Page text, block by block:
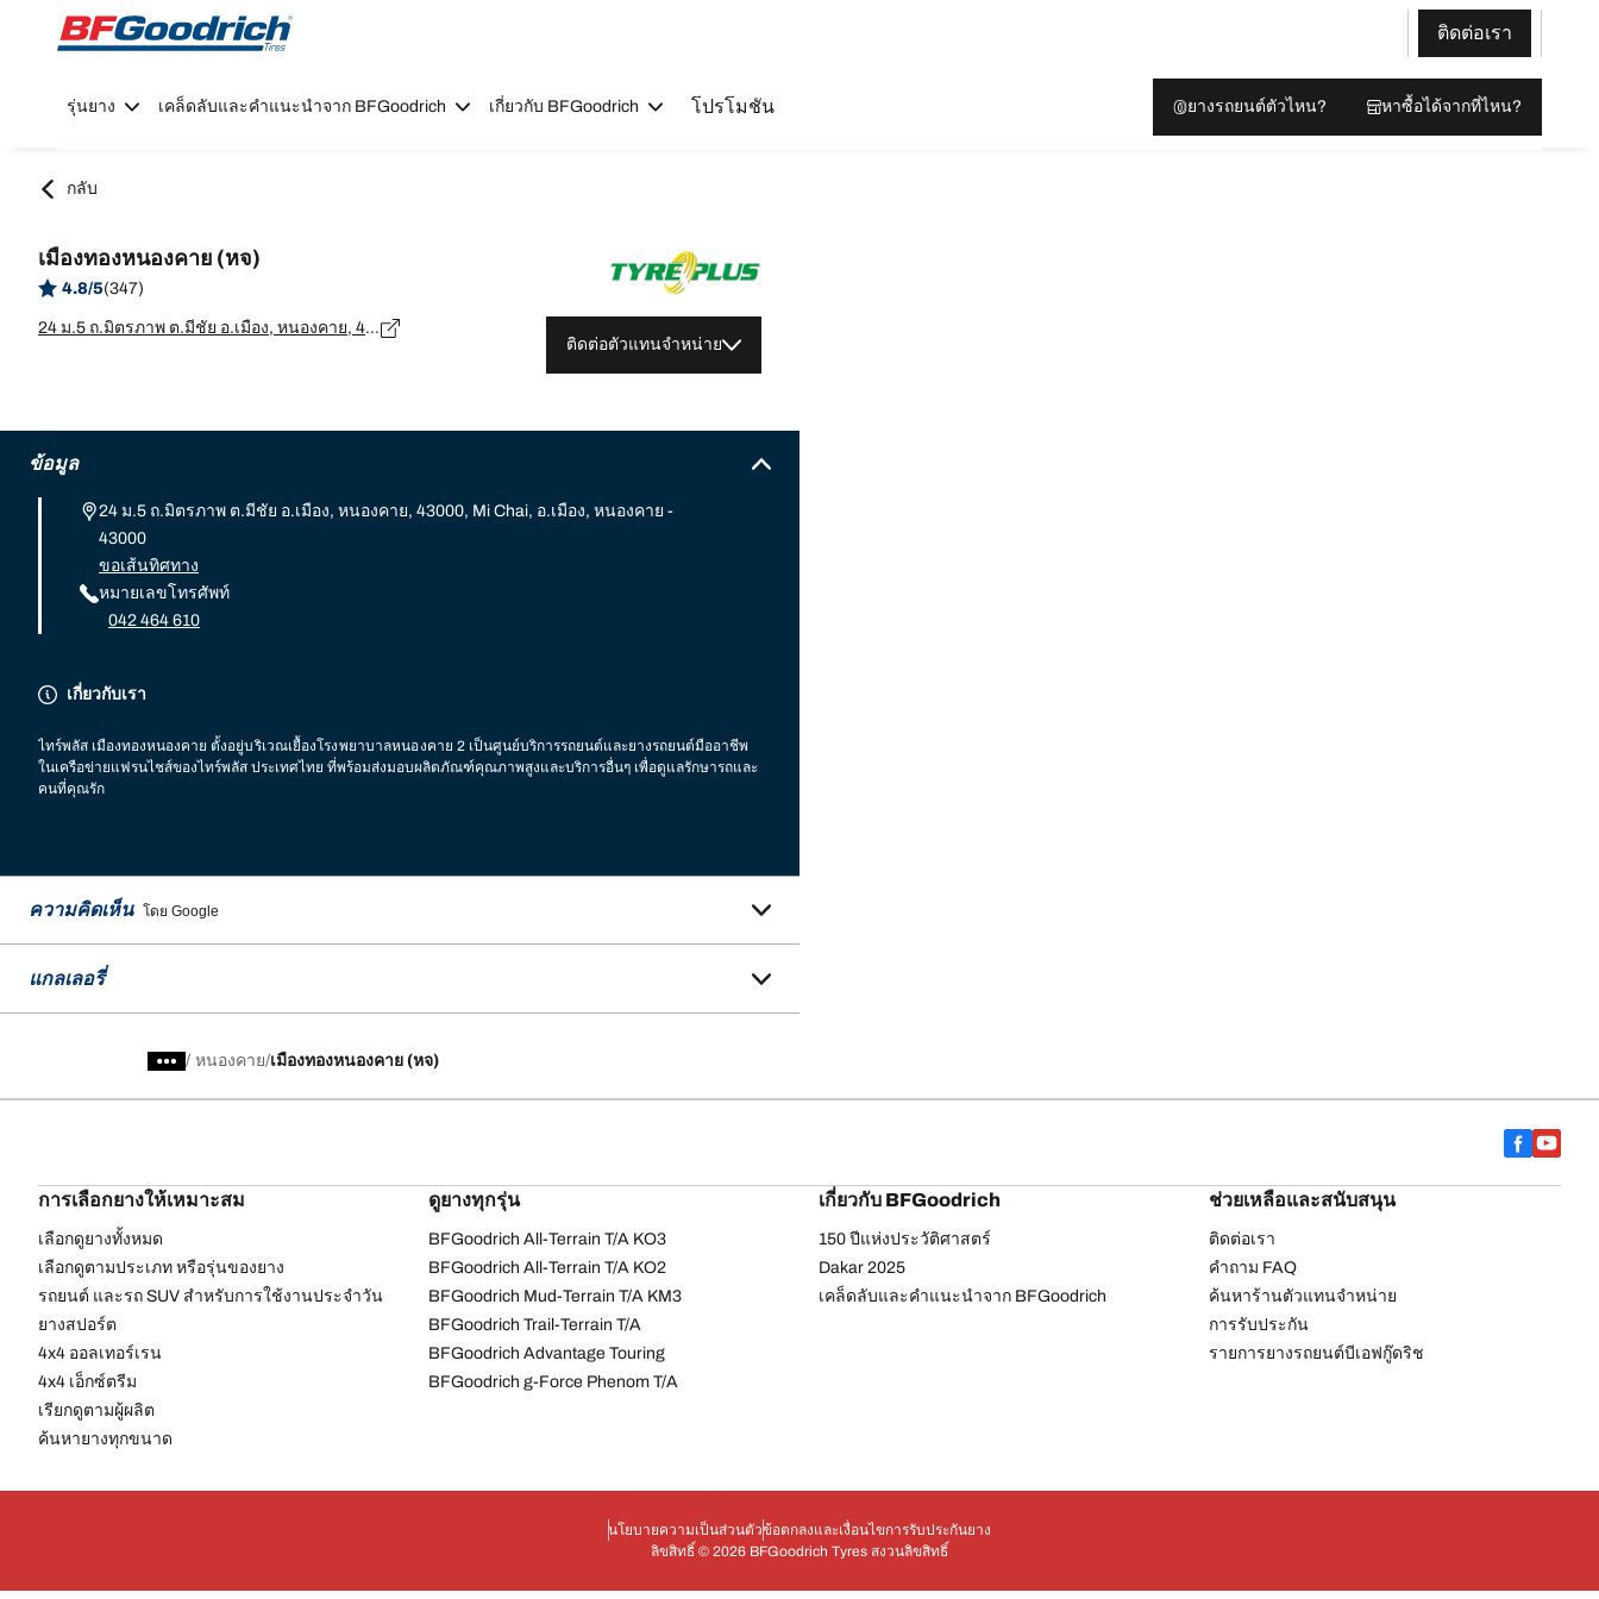
Go to page content
Go to page navigation
ติดต่อเรา
รุ่นยาง เคล็ดลับและคำแนะนำจาก BFGoodrich เกี่ยวกับ BFGoodrich โปรโมชัน ยางรถยนต์ตัวไหน? หาซื้อได้จากที่ไหน?
กลับ
เมืองทองหนองคาย (หจ)
4.8/5(347)
24 ม.5 ถ.มิตรภาพ ต.มีชัย อ.เมือง, หนองคาย, 43000, Mi Chai, อ.เมือง, หนองคาย - 43000
ติดต่อตัวแทนจำหน่าย
ข้อมูล
24 ม.5 ถ.มิตรภาพ ต.มีชัย อ.เมือง, หนองคาย, 43000, Mi Chai, อ.เมือง, หนองคาย -
43000
ขอเส้นทิศทาง
หมายเลขโทรศัพท์
042 464 610
เกี่ยวกับเรา
ไทร์พลัส เมืองทองหนองคาย ตั้งอยู่บริเวณเยื้องโรงพยาบาลหนองคาย 2 เป็นศูนย์บริการรถยนต์และยางรถยนต์มืออาชีพ
ในเครือข่ายแฟรนไชส์ของไทร์พลัส ประเทศไทย ที่พร้อมส่งมอบผลิตภัณฑ์คุณภาพสูงและบริการอื่นๆ เพื่อดูแลรักษารถและ
คนที่คุณรัก
ความคิดเห็น โดย Google
แกลเลอรี่
/ หนองคาย เมืองทองหนองคาย (หจ)
การเลือกยางให้เหมาะสม
เลือกดูยางทั้งหมด
เลือกดูตามประเภท หรือรุ่นของยาง
รถยนต์ และรถ SUV สำหรับการใช้งานประจำวัน
ยางสปอร์ต
4x4 ออลเทอร์เรน​
4x4 เอ็กซ์ตรีม​
เรียกดูตามผู้ผลิต
ค้นหายางทุกขนาด
ดูยางทุกรุ่น
BFGoodrich All-Terrain T/A KO3
BFGoodrich All-Terrain T/A KO2
BFGoodrich Mud-Terrain T/A KM3
BFGoodrich Trail-Terrain T/A
BFGoodrich Advantage Touring
BFGoodrich g-Force Phenom T/A
เกี่ยวกับ BFGoodrich
150 ปีแห่งประวัติศาสตร์
Dakar 2025
เคล็ดลับและคำแนะนำจาก BFGoodrich
ช่วยเหลือและสนับสนุน
ติดต่อเรา
คำถาม FAQ
ค้นหาร้านตัวแทนจำหน่าย
การรับประกัน
รายการยางรถยนต์บีเอฟกู๊ดริช
นโยบายความเป็นส่วนตัวข้อตกลงและเงื่อนไขการรับประกันยาง
ลิขสิทธิ์ © 2026 BFGoodrich Tyres สงวนลิขสิทธิ์